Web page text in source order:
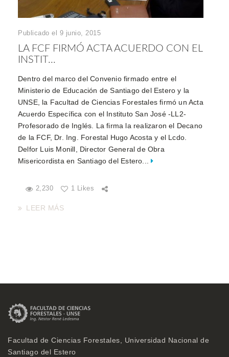
Publicado el 9 junio, 2015
LA FCF FIRMÓ ACTA ACUERDO CON EL
INSTIT...
Dentro del marco del Convenio firmado entre el
Ministerio de Educación de Santiago del Estero y la
UNSE, la Facultad de Ciencias Forestales firmó un Acta
Acuerdo Específica con el Instituto San José -LL2-
Profesorado de Inglés. La firma la realizaron el Decano
de la FCF, Dr. Ing. Forestal Hugo Acosta y el Lcdo.
Delfor Luis Monill, Director General de Obra
Misericordista en Santiago del Estero...
2,230 1 Likes
LEER MÁS
Facultad de Ciencias Forestales, Universidad Nacional de
Santiago del Estero